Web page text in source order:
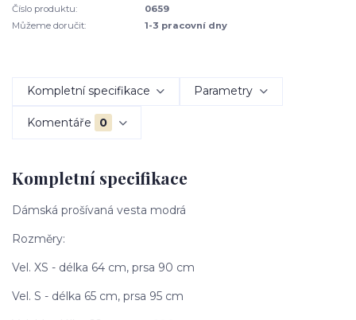
Číslo produktu:
0659
Můžeme doručit:
1-3 pracovní dny
Kompletní specifikace Parametry
Komentáře 0
Kompletní specifikace
Dámská prošívaná vesta modrá
Rozměry:
Vel. XS - délka 64 cm, prsa 90 cm
Vel. S - délka 65 cm, prsa 95 cm